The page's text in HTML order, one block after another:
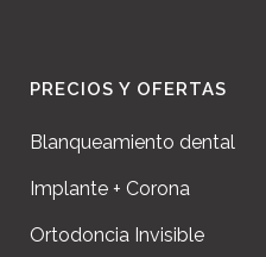
PRECIOS Y OFERTAS
Blanqueamiento dental
Implante + Corona
Ortodoncia Invisible